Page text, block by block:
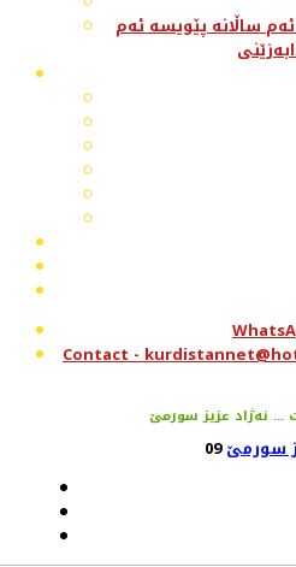
ساڵانە پێویسە ئەم
Contact -
... نه‌ژاد عزیز سورمێ
سورمێ